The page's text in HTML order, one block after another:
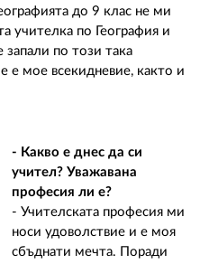
до 9 клас не ми
учителка по География и
по този така
е мое всекидневие, както и
- Какво е днес да си
учител? Уважавана
професия ли е?
- Учителската професия ми
носи удоволствие и е моя
сбъднати мечта. Поради